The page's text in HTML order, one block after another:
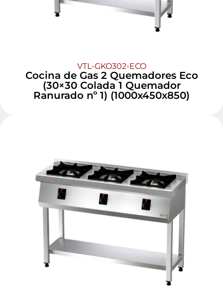
VTL-GKO302-ECO
Cocina de Gas 2 Quemadores Eco
(30×30 Colada 1 Quemador
Ranurado nº 1) (1000x450x850)